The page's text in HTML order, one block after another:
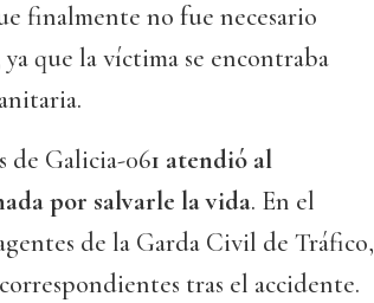
finalmente no fue necesario
que la víctima se encontraba
de Galicia-061 atendió al
por salvarle la vida. En el
de la Garda Civil de Tráfico,
tras el accidente.